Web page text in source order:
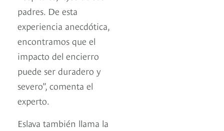
padres. De esta
experiencia anecdótica,
encontramos que el
impacto del encierro
puede ser duradero y
severo”, comenta el
experto.
Eslava también llama la